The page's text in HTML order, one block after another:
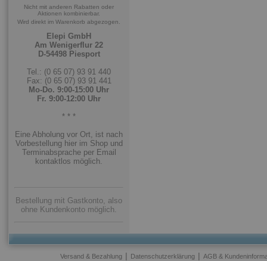
Nicht mit anderen Rabatten oder
Aktionen kombinierbar.
Wird direkt im Warenkorb abgezogen.
Elepi GmbH
Am Wenigerflur 22
D-54498 Piesport
Tel.: (0 65 07) 93 91 440
Fax: (0 65 07) 93 91 441
Mo-Do. 9:00-15:00 Uhr
Fr. 9:00-12:00 Uhr
* * *
Eine Abholung vor Ort, ist nach
Vorbestellung hier im Shop und
Terminabsprache per Email
kontaktlos möglich.
Bestellung mit Gastkonto, also
ohne Kundenkonto möglich.
Versand & Bezahlung | Datenschutzerklärung | AGB &